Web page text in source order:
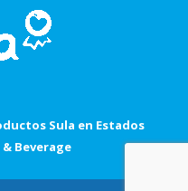
Sula en Estados
Beverage